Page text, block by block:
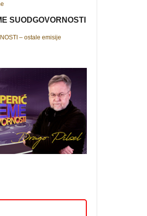
SUODGOVORNOSTI
– ostale emisije